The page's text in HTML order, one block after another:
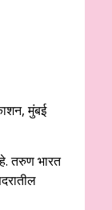
मुंबई
तरुण भारत